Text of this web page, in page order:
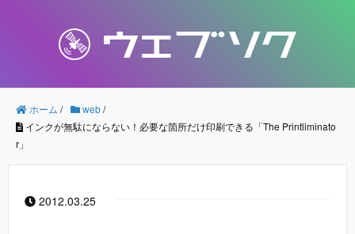
ホーム / web/
インクが無駄にならない！必要な箇所だけ印刷できる「The Printliminato
r」
2012.03.25